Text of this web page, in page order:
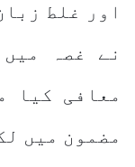
اور غلط
نے غصہ میں
معافی کیا
مضمون میں